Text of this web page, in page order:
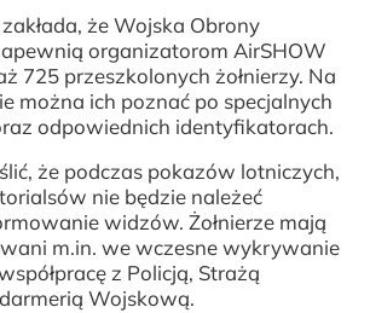
że Wojska Obrony
organizatorom AirSHOW
725 przeszkolonych żołnierzy. Na
można ich poznać po specjalnych
odpowiednich identyfikatorach.
że podczas pokazów lotniczych,
nie będzie należeć
widzów. Żołnierze mają
m.in. we wczesne wykrywanie
z Policją, Strażą
Wojskową.